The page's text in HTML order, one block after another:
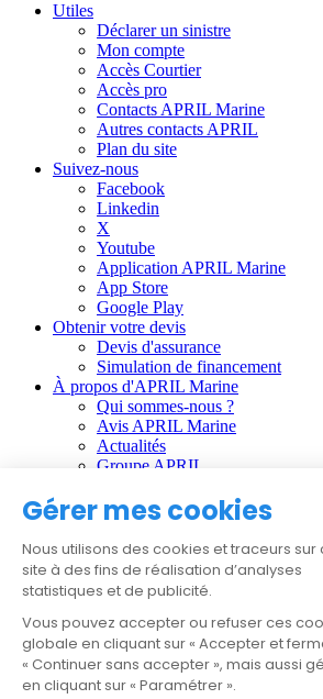
Utiles
Déclarer un sinistre
Mon compte
Accès Courtier
Accès pro
Contacts APRIL Marine
Autres contacts APRIL
Plan du site
Suivez-nous
Facebook
Linkedin
X
Youtube
Application APRIL Marine
App Store
Google Play
Obtenir votre devis
Devis d'assurance
Simulation de financement
À propos d'APRIL Marine
Qui sommes-nous ?
Avis APRIL Marine
Actualités
Groupe APRIL
Informations règlementaires :
CGU
Données personnelles
Gestion des cookies
Faire une réclamation
Résilier mon contrat
APRIL Santé
APRIL Emprunteur
Gérer mes cookies
Nous utilisons des cookies et traceurs sur
site à des fins de réalisation d’analyses
statistiques et de publicité.
Vous pouvez accepter ou refuser ces
globale en cliquant sur « Accepter et
« Continuer sans accepter », mais aussi
en cliquant sur « Paramétrer ».